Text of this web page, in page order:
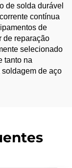
de solda durável
contínua
de
de reparação
selecionado
tanto na
de aço